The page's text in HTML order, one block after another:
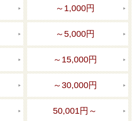
～1,000円
～5,000円
～15,000円
～30,000円
50,001円～